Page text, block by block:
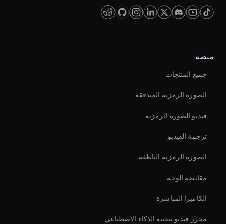
منصة
جميع المنتجات
الصورة الرمزية المتدفقة
فيديو الصورة الرمزية
ترجمة الفيديو
الصورة الرمزية الناطقة
مقايضة الوجه
الكاميرا المباشرة
محرر فيديو بتقنية الذكاء الاصطناعي